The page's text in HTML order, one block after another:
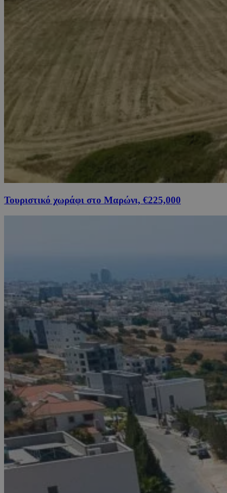
Τουριστικό χωράφι στο Μαρώνι, €225,000